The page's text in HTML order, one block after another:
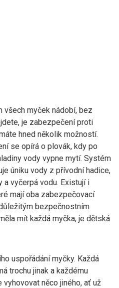
všech myček nádobí, bez
je zabezpečení proti
hned několik možností.
se opírá o plovák, kdy po
vody vypne mytí. Systém
úniku vody z přívodní hadice,
a vyčerpá vodu. Existují i
mají oba zabezpečovací
bezpečnostním
mít každá myčka, je dětská
uspořádání myčky. Každá
trochu jinak a každému
něco jiného, ať už